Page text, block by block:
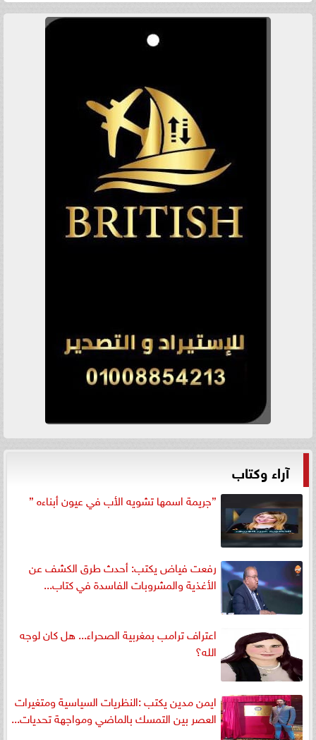
آراء وكتاب
”جريمة اسمها تشويه الأب في عيون أبناءه ”
رفعت فياض يكتب: أحدث طرق الكشف عن
الأغذية والمشروبات الفاسدة في كتاب...
اعتراف ترامب بمغربية الصحراء... هل كان لوجه
الله؟
ايمن مدين يكتب :النظريات السياسية ومتغيرات
العصر بين التمسك بالماضي ومواجهة تحديات...